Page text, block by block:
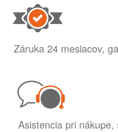
Záruka 24 mesiacov,
Asistencia pri